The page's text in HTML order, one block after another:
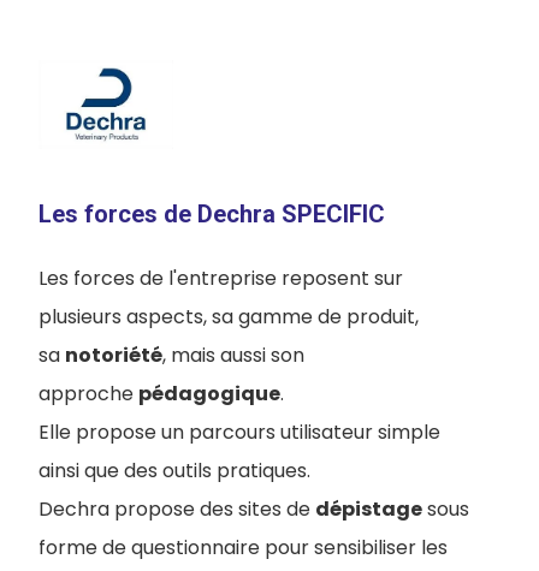
Les forces de Dechra SPECIFIC
Les forces de l'entreprise reposent sur
plusieurs aspects, sa gamme de produit,
sa notoriété, mais aussi son
approche pédagogique.
Elle propose un parcours utilisateur simple
ainsi que des outils pratiques.
Dechra propose des sites de dépistagesous
forme de questionnaire pour sensibiliser les